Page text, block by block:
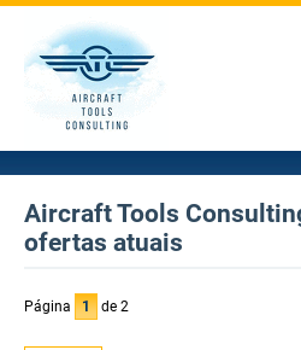
Aircraft Tools
ofertas atuais
Página 1 de 2